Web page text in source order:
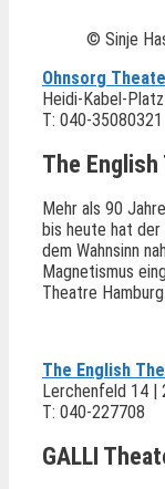
© Sinje
Ohnsorg
Heidi-Kabel-
T: 040-35080321
The
Mehr als 90
bis heute hat der
dem Wahnsinn
Magnetismus
Theatre Hamburg.
The English
Lerchenfeld 14 |
T: 040-227708
GALLI